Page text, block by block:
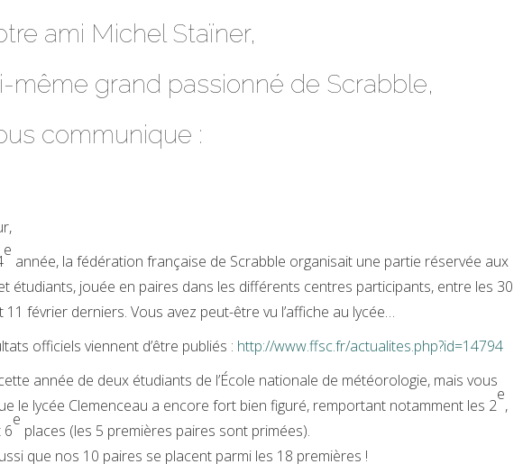
ami Michel Staïner,
même grand passionné de Scrabble,
communique :
e
année, la fédération française de Scrabble organisait une partie réservée aux
étudiants, jouée en paires dans les différents centres participants, entre les 30
11 février derniers. Vous avez peut-être vu l’affiche au lycée…
officiels viennent d’être publiés : http://www.ffsc.fr/actualites.php?id=14794
année de deux étudiants de l’École nationale de météorologie, mais vous
le lycée Clemenceau a encore fort bien figuré, remportant notamment les 2
e
,
6
e
places (les 5 premières paires sont primées).
que nos 10 paires se placent parmi les 18 premières !